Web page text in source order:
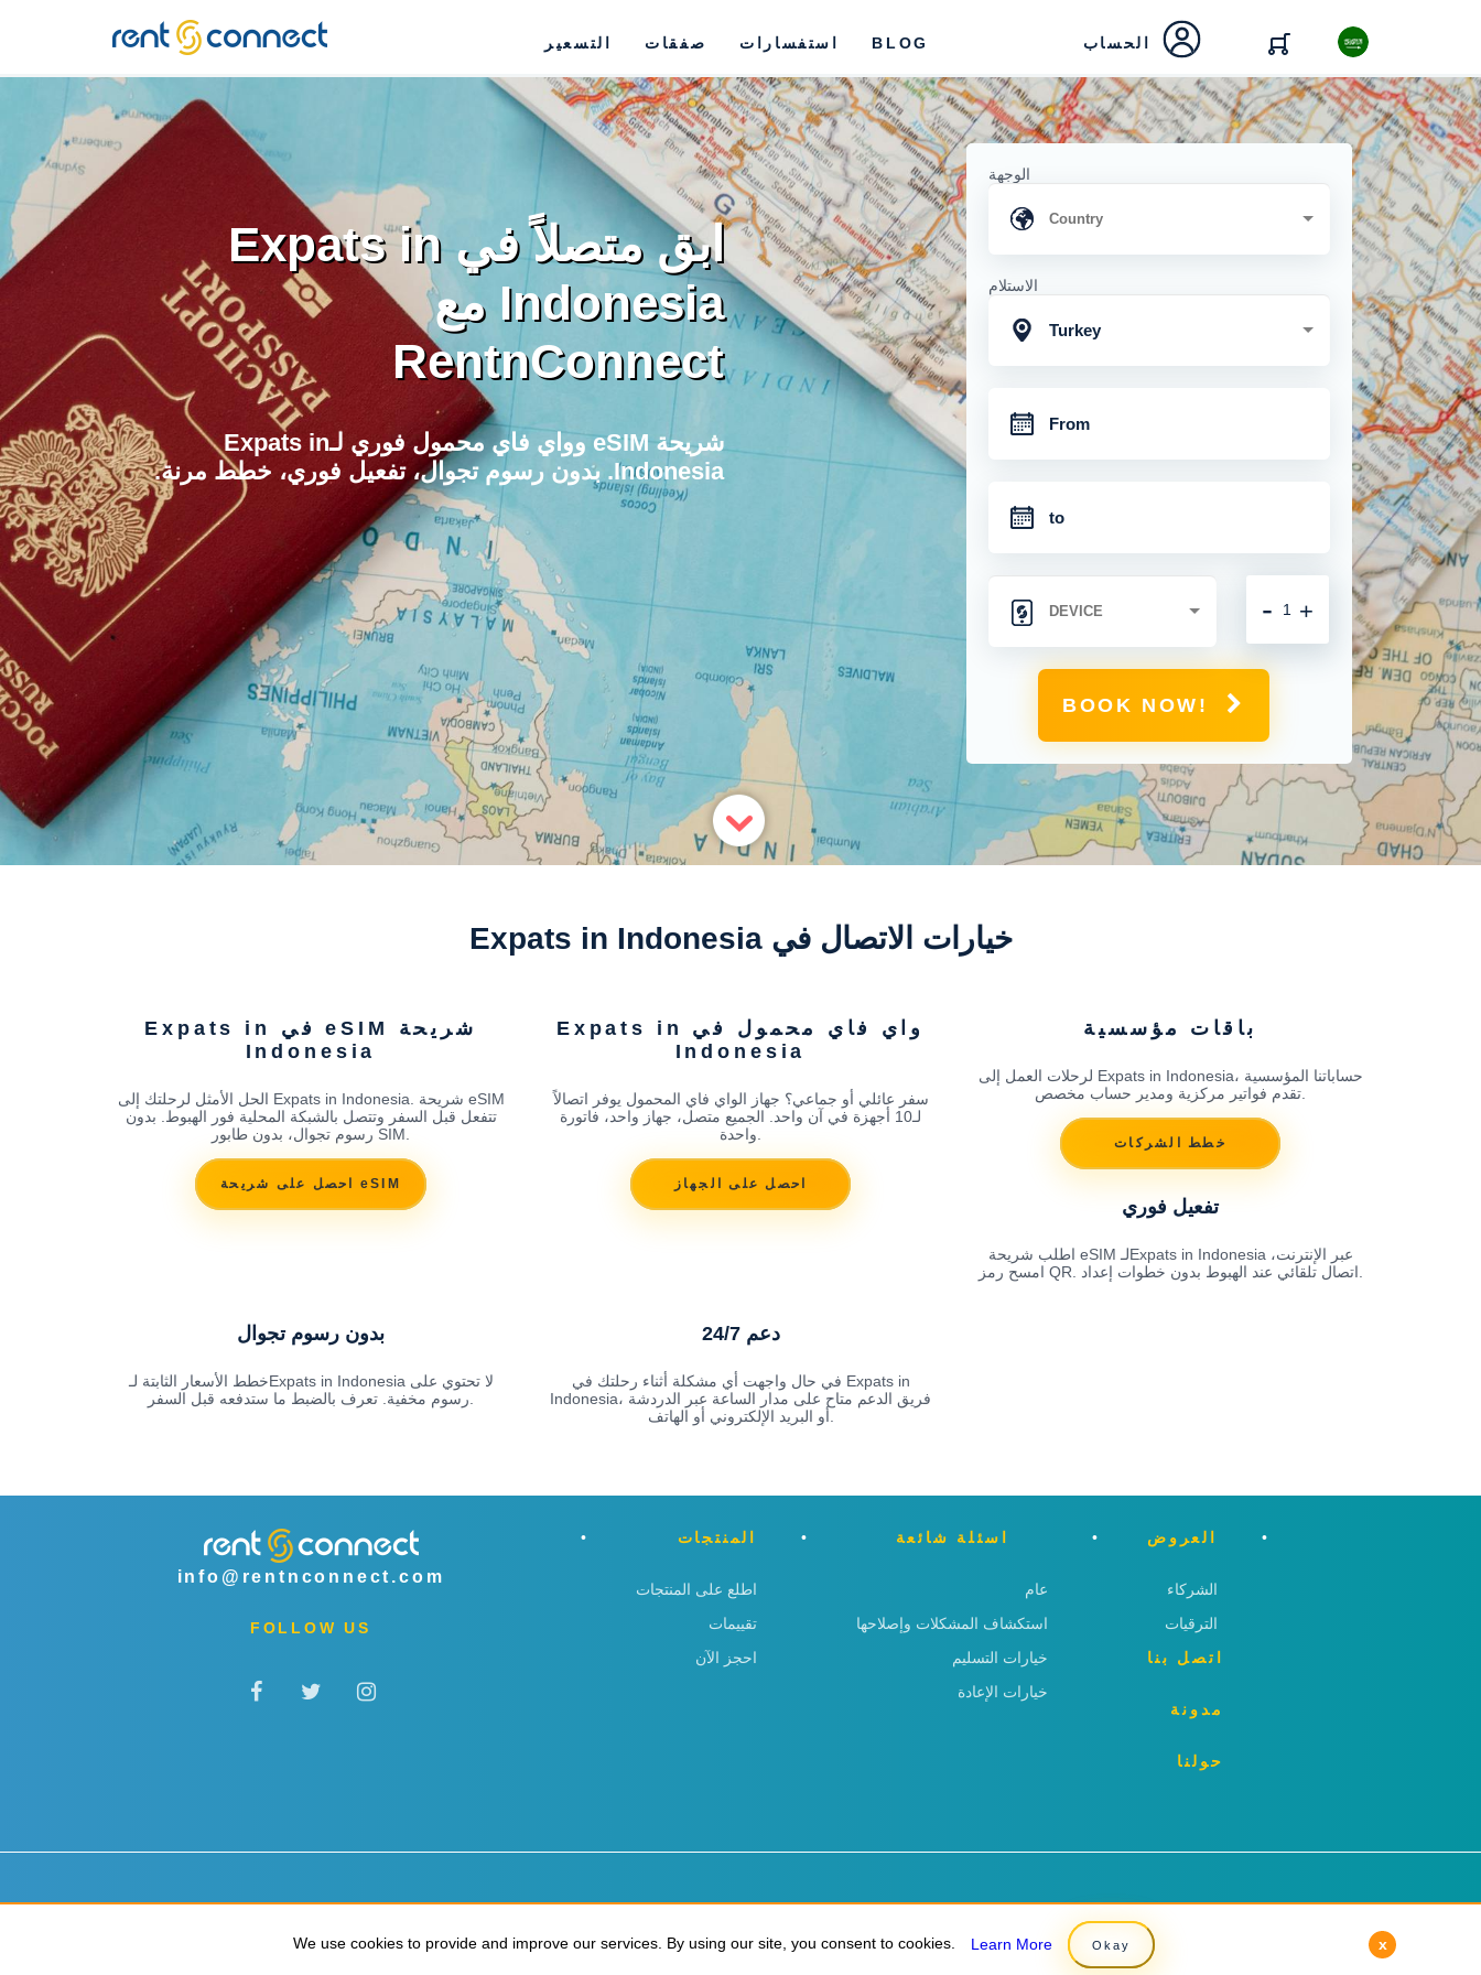
RENT'N
CONNECT
التسعير صفقات استفسارات BLOG الحساب
ابق متصلاً في Expats in
Indonesia مع
RentnConnect
شريحة eSIM وواي فاي محمول فوري لـExpats in
Indonesia. بدون رسوم تجوال، تفعيل فوري، خطط مرنة.
الوجهة
الاستلام
Turkey
+
-
BOOK NOW!
خيارات الاتصال في Expats in Indonesia
شريحة eSIM في Expats in
Indonesia
الحل الأمثل لرحلتك إلى Expats in Indonesia. شريحة eSIM
تتفعل قبل السفر وتتصل بالشبكة المحلية فور الهبوط. بدون
رسوم تجوال، بدون طابور SIM.
احصل على شريحة eSIM
واي فاي محمول في Expats in
Indonesia
سفر عائلي أو جماعي؟ جهاز الواي فاي المحمول يوفر اتصالاً
لـ10 أجهزة في آن واحد. الجميع متصل، جهاز واحد، فاتورة
احصل على الجهاز
باقات مؤسسية
لرحلات العمل إلى Expats in Indonesia، حساباتنا المؤسسية
خطط الشركات
تفعيل فوري
اطلب شريحة eSIM لـExpats in Indonesia عبر الإنترنت،
بدون رسوم تجوال
خطط الأسعار الثابتة لـExpats in Indonesia لا تحتوي على
دعم 24/7
في حال واجهت أي مشكلة أثناء رحلتك في Expats in
Indonesia، فريق الدعم متاح على مدار الساعة عبر الدردشة
info@rentnconnect.com
FOLLOW US
المنتجات
اطلع على المنتجات
تقييمات
احجز الآن
اسئلة شائعة
عام
استكشاف المشكلات وإصلاحها
خيارات التسليم
خيارات الإعادة
العروض
الشركاء
الترقيات
اتصل بنا
مدونة
حولنا
We use cookies to provide and improve our services. By using our site, you consent to cookies.
Learn More Okay x
We use cookies to provide and improve our services. By using our site, you consent to cookies. Learn More Okay x